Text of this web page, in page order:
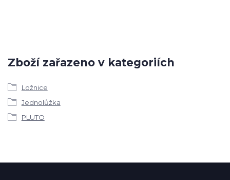
Zboží zařazeno v kategoriích
Ložnice
Jednolůžka
PLUTO